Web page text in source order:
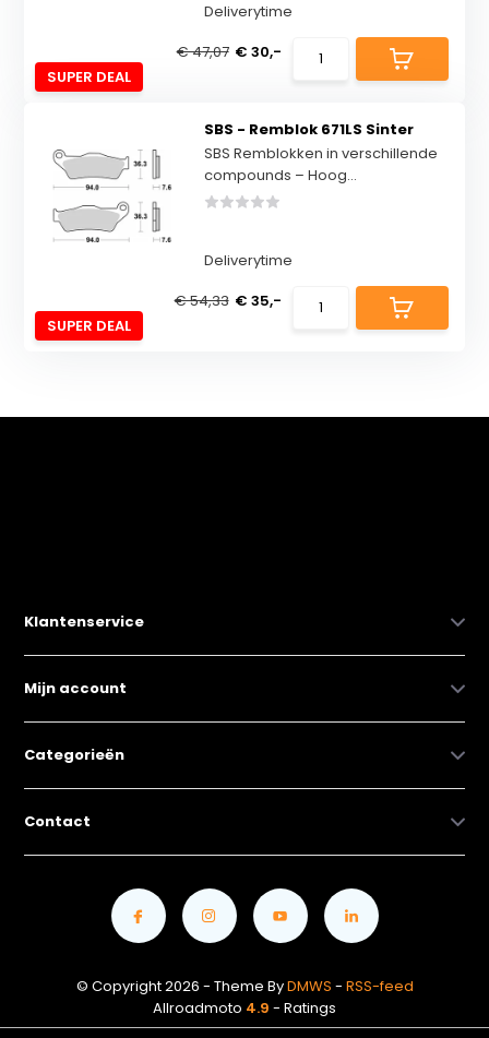
SUPER DEAL
Deliverytime
€ 47,07 € 30,-
SUPER DEAL
SBS - Remblok 671LS Sinter
SBS Remblokken in verschillende
compounds – Hoog...
Deliverytime
€ 54,33 € 35,-
Klantenservice
Mijn account
Categorieën
Contact
© Copyright 2026 - Theme ByDMWS - RSS-feed
Allroadmoto 4.9 - Ratings